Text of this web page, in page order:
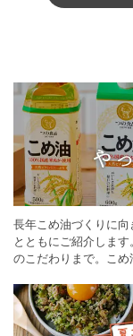
長年こめ油づくりに
とともにご紹介しま
のこだわりまで。こ